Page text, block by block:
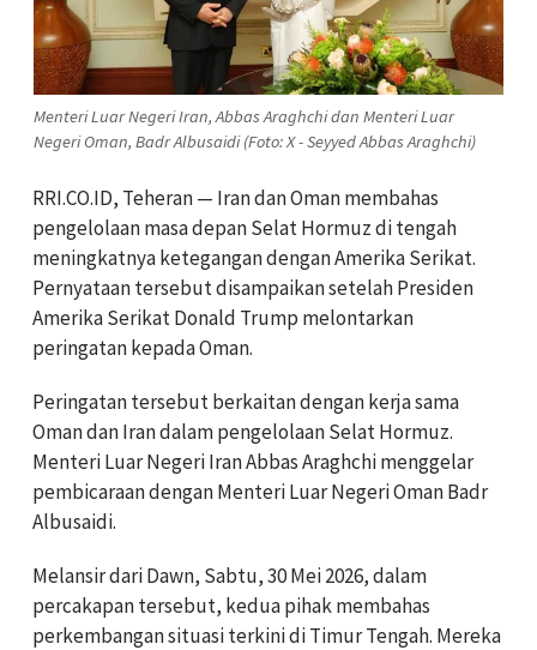
Menteri Luar Negeri Iran, Abbas Araghchi dan Menteri Luar
Negeri Oman, Badr Albusaidi (Foto: X - Seyyed Abbas Araghchi)
RRI.CO.ID, Teheran — Iran dan Oman membahas
pengelolaan masa depan Selat Hormuz di tengah
meningkatnya ketegangan dengan Amerika Serikat.
Pernyataan tersebut disampaikan setelah Presiden
Amerika Serikat Donald Trump melontarkan
peringatan kepada Oman.
Peringatan tersebut berkaitan dengan kerja sama
Oman dan Iran dalam pengelolaan Selat Hormuz.
Menteri Luar Negeri Iran Abbas Araghchi menggelar
pembicaraan dengan Menteri Luar Negeri Oman Badr
Albusaidi.
Melansir dari Dawn, Sabtu, 30 Mei 2026, dalam
percakapan tersebut, kedua pihak membahas
perkembangan situasi terkini di Timur Tengah. Mereka